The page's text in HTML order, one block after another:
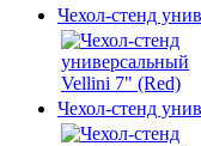
Чехол-стенд
Чехол-стенд